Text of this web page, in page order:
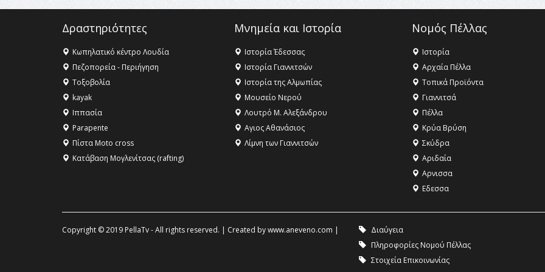
Δραστηριότητες
Κωπηλατικό κέντρο Λουδία
Πεζοπορεία - Περιήγηση
Τοξοβολία
kayak
Ιππασία
Parapente
Πίστα Moto cross
Κατάβαση Μογλενίτσας (rafting)
Μνημεία και Ιστορία
Ιστορία Έδεσσας
Ιστορία Γιαννιτσών
Ιστορία της Αλμωπίας
Μουσείο Νερού
Λουτρό Μ. Αλεξάνδρου
Αγιος Αθανάσιος
Λίμνη των Γιαννιτσών
Νομός Πέλλας
Ιστορία
Αρχαία Πέλλα
Τοπικά Προϊόντα
Γιαννιτσά
Πέλλα
Κρύα Βρύση
Σκύδρα
Αριδαία
Aρνισσα
Eδεσσα
Copyright © 2019 PellaTv - All rights reserved. | Created bywww.aneveno.com | Διαύγεια
Πληροφορίες Νομού Πέλλας
Στοιχεία Επικοινωνίας